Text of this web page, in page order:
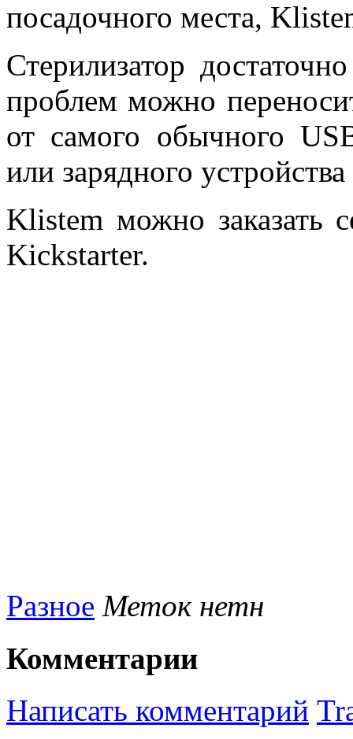
посадочного места,
Стерилизатор
проблем можно
от самого обычного
или зарядного
Klistem можно заказать
Kickstarter.
Разное Меток нетн
Комментарии
Написать комментарий